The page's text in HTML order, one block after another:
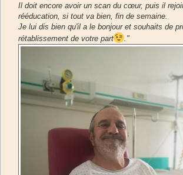
Il doit encore avoir un scan du cœur, puis il
rééducation, si tout va bien, fin de semaine.
Je lui dis bien qu'il a le bonjour et souhaits de
rétablissement de votre part
."